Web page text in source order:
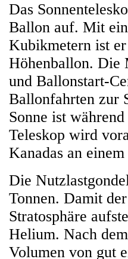
Das
Ballon auf. Mit
Kubikmetern ist
Höhenballon. Die
und Ballonstart-
Ballonfahrten zur
Sonne ist
Teleskop wird
Kanadas an
Die
Tonnen. Damit
Stratosphäre
Helium. Nach
Volumen von gut